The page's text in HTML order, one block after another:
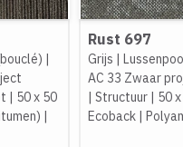
|
| 50 x 50
|
Rust 697
Grijs |
AC 33 Zwaar
| Structuur | 50
Ecoback |